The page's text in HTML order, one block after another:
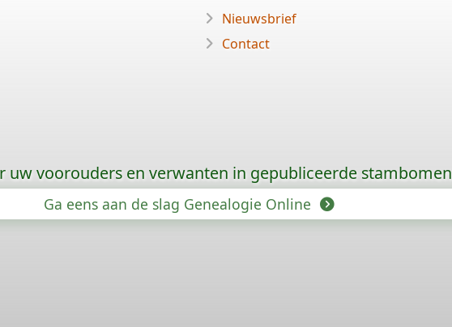
Nieuwsbrief
Contact
uw voorouders en verwanten in gepubliceerde stambomen
Ga eens aan de slag Genealogie Online